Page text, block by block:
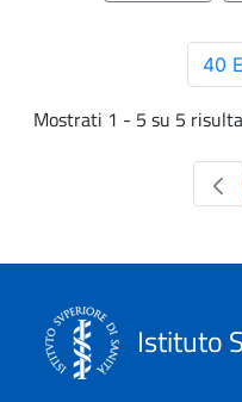
40
Mostrati 1 - 5 su 5
Istituto